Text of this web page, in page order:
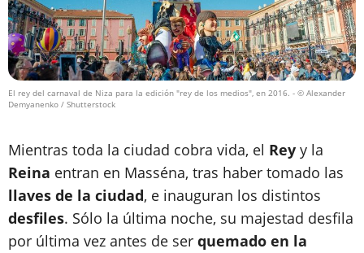
El rey del carnaval de Niza para la edición "rey de los medios", en 2016. - © Alexander
Demyanenko / Shutterstock
Mientras toda la ciudad cobra vida, el Rey y la
Reina entran en Masséna, tras haber tomado las
llaves de la ciudad, e inauguran los distintos
desfiles. Sólo la última noche, su majestad desfila
por última vez antes de ser quemado en la